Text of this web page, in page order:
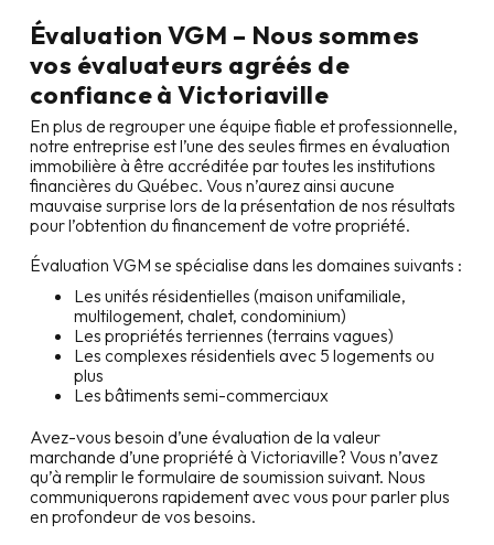
Évaluation VGM – Nous sommes
vos évaluateurs agréés de
confiance àVictoriaville
En plus de regrouper une équipe fiable et professionnelle,
notre entreprise est l’une des seules firmes en évaluation
immobilière à être accréditée par toutes les institutions
financières du Québec. Vous n’aurez ainsi aucune
mauvaise surprise lors de la présentation de nos résultats
pour l’obtention du financement de votre propriété.
Évaluation VGM se spécialise dans les domaines suivants :
Les unités résidentielles (maison unifamiliale,
multilogement, chalet, condominium)
Les propriétés terriennes (terrains vagues)
Les complexes résidentiels avec 5 logements ou
plus
Les bâtiments semi-commerciaux
Avez-vous besoin d’une évaluation de la valeur
marchande d’une propriété à Victoriaville? Vous n’avez
qu’à remplir le formulaire de soumission suivant. Nous
communiquerons rapidement avec vous pour parler plus
en profondeur de vos besoins.